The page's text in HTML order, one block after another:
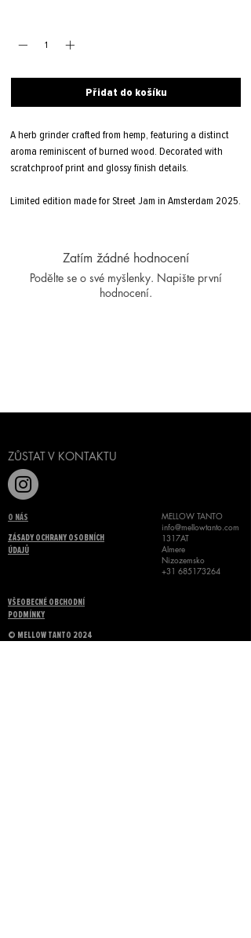
Přidat do košíku
A herb grinder crafted from hemp, featuring a distinct
aroma reminiscent of burned wood. Decorated with
scratchproof print and glossy finish details.
Limited edition made for Street Jam in Amsterdam 2025.
Zatím žádné hodnocení
Podělte se o své myšlenky. Napište první
hodnocení.
ZŮSTAT V KONTAKTU
O NÁS
ZÁSADY OCHRANY OSOBNÍCH
ÚDAJŮ
MELLOW TANTO
info@mellowtanto.com
1317AT
Almere
Nizozemsko
+31 685173264
VŠEOBECNÉ OBCHODNÍ
PODMÍNKY
© MELLOW TANTO 2024